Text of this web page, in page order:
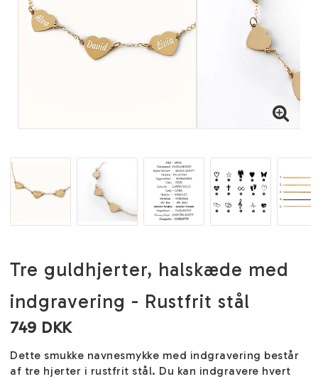
Tre guldhjerter, halskæde med
indgravering - Rustfrit stål
749 DKK
Dette smukke navnesmykke med indgravering består
af tre hjerter i rustfrit stål. Du kan indgravere hvert